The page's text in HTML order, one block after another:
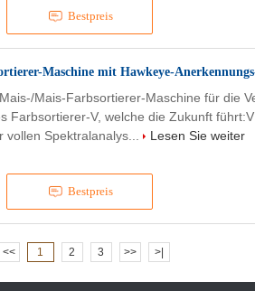
Bestpreis
Maschine mit Hawkeye-
Bestpreis
Mais-Farbsortierer-Maschine für die
Farbsortierer-V, welche die Zukunft
Spektralanalys...
Lesen Sie weiter
<< 1 2 3 >> >|